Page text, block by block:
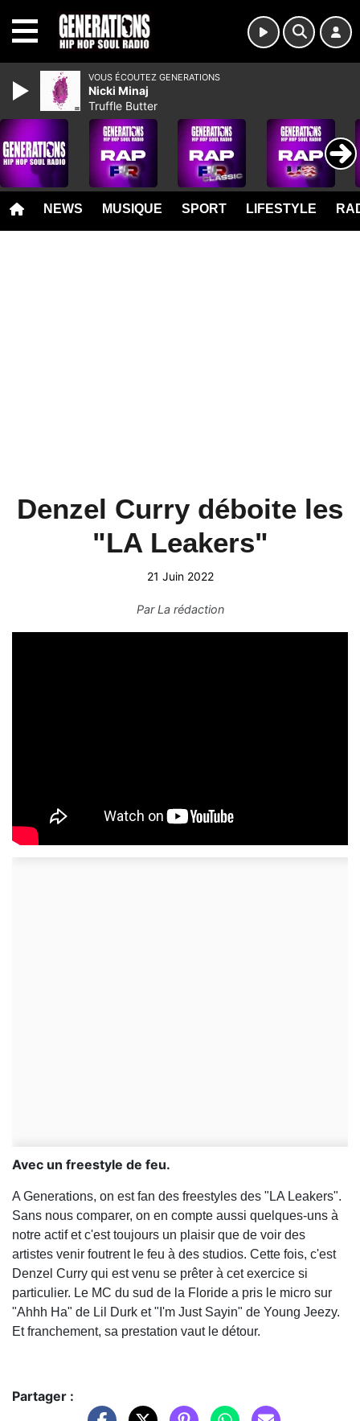
NEWS MUSIQUE SPORT LIFESTYLE
Denzel Curry déboite les
"LA Leakers"
21 Juin 2022
ParLa rédaction
Avec un freestyle de feu.
A Generations, on est fan des freestyles des "LA Leakers".
Sans nous comparer, on en compte aussi quelques-uns à
notre actif et c'est toujours un plaisir que de voir des
artistes venir foutrent le feu à des studios. Cette fois, c'est
Denzel Curry qui est venu se prêter à cet exercice si
particulier. Le MC du sud de la Floride a pris le micro sur
"Ahhh Ha" de Lil Durk et "I'm Just Sayin" de Young Jeezy.
Et franchement, sa prestation vaut le détour.
Partager :
VOUS ÉCOUTEZ GENERATIONS
Nicki Minaj
Truffle Butter